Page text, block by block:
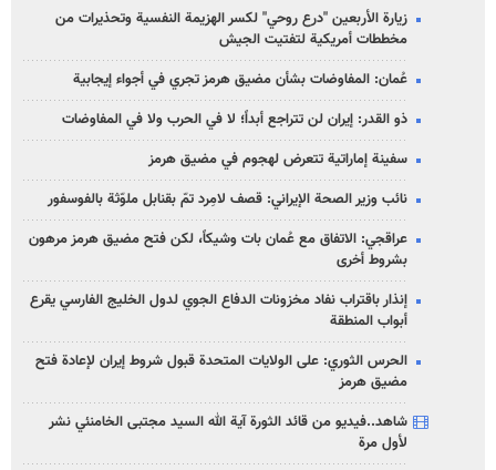
زيارة الأربعين "درع روحي" لكسر الهزيمة النفسية وتحذيرات من
مخططات أمريكية لتفتيت الجيش
عُمان: المفاوضات بشأن مضيق هرمز تجري في أجواء إيجابية
ذو القدر: إيران لن تتراجع أبداً؛ لا في الحرب ولا في المفاوضات
سفينة إماراتية تتعرض لهجوم في مضيق هرمز
نائب وزير الصحة الإيراني: قصف لامِرد تمّ بقنابل ملوّثة بالفوسفور
عراقجي: الاتفاق مع عُمان بات وشيكاً، لكن فتح مضيق هرمز مرهون
بشروط أخرى
إنذار باقتراب نفاد مخزونات الدفاع الجوي لدول الخليج الفارسي يقرع
أبواب المنطقة
الحرس الثوري: على الولايات المتحدة قبول شروط إيران لإعادة فتح
مضيق هرمز
شاهد..فيديو من قائد الثورة آية الله السيد مجتبى الخامنئي نشر
لأول مرة